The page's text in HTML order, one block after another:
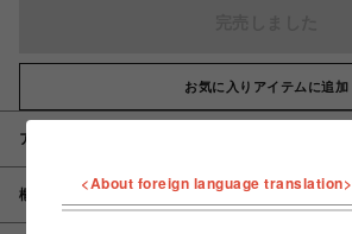
お気に入りアイテムに追加
アイテム説明 / 素材
概要
<About foreign language translation>